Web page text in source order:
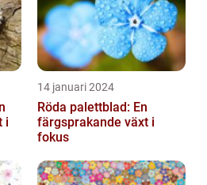
i
14 januari 2024
Röda palettblad: En
färgsprakande växt i
fokus